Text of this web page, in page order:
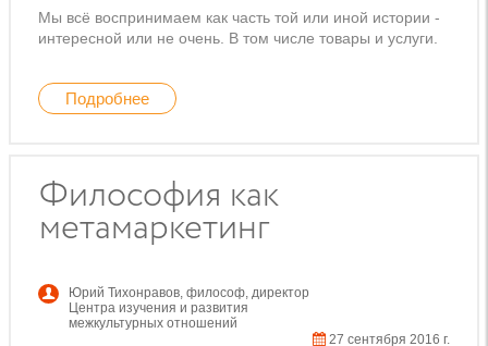
Мы всё воспринимаем как часть той или иной истории -
интересной или не очень. В том числе товары и услуги.
Подробнее
Философия как
метамаркетинг
Юрий Тихонравов философ, директор
Центра изучения и развития
межкультурных отношений
27 сентября 2016 г.